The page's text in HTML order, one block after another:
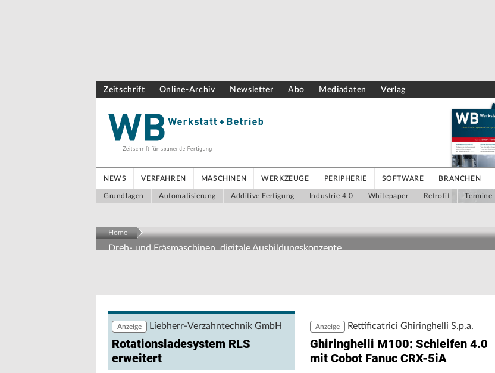
Zeitschrift Online-Archiv Newsletter Abo Mediadaten Verlag
NEWS VERFAHREN MASCHINEN WERKZEUGE PERIPHERIE SOFTWARE BRANCHEN
Grundlagen Automatisierung Additive Fertigung Industrie 4.0 Whitepaper Retrofit Termine
Home
Dreh- und Fräsmaschinen, digitale Ausbildungskonzepte
Maschinen
Anzeige Liebherr-Verzahntechnik GmbH
Rotationsladesystem RLS
erweitert
Anzeige Rettificatrici Ghiringhelli S.p.a.
Ghiringhelli M100: Schleifen 4.0
mit Cobot Fanuc CRX-5iA